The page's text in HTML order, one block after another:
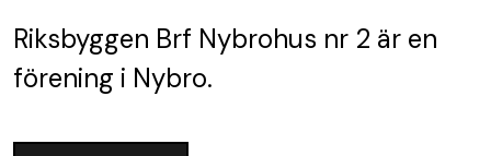
Riksbyggen Brf Nybrohus nr 2 är en
förening i Nybro.